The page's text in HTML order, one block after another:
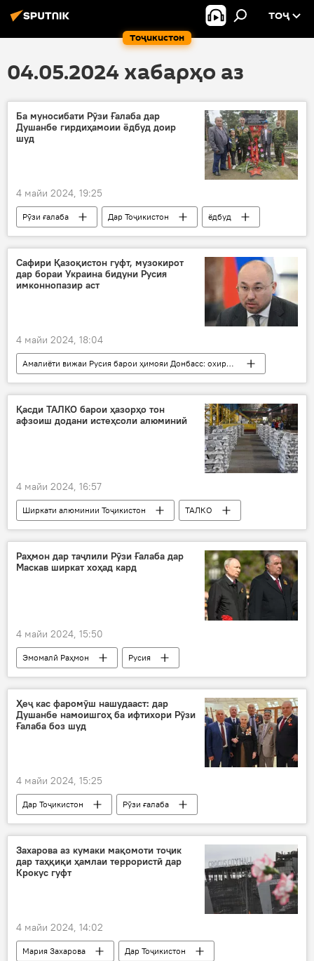
Тоҷикистон
ТОҶ
04.05.2024 хабарҳо аз
Ба муносибати Рӯзи Ғалаба дар
Душанбе гирдиҳамоии ёдбуд доир
шуд
4 майи 2024, 19:25
Рӯзи ғалаба Дар Тоҷикистон
ёдбуд
шаҳиди Ҷанги Бузурги Меҳанӣ
Сафири Қазоқистон гуфт, музокирот
дар бораи Украина бидуни Русия
имконнопазир аст
4 майи 2024, 18:04
Амалиёти вижаи Русия барои ҳимояи Донбасс: охирин хабарҳо
амалиёти вижа
Дар Русия
Украина
музокира
Сиёсат
Қасди ТАЛКО барои ҳазорҳо тон
афзоиш додани истеҳсоли алюминий
4 майи 2024, 16:57
Ширкати алюминии Тоҷикистон
ТАЛКО
истеҳсол
алюминий
Саноат
Иқтисод
Раҳмон дар таҷлили Рӯзи Ғалаба дар
Маскав ширкат хоҳад кард
4 майи 2024, 15:50
Эмомалӣ Раҳмон
Русия
Дар Тоҷикистон
Владимир Путин
Рӯзи ғалаба
Ҳеҷ кас фаромӯш нашудааст: дар
Душанбе намоишгоҳ ба ифтихори Рӯзи
Ғалаба боз шуд
4 майи 2024, 15:25
Дар Тоҷикистон
Рӯзи ғалаба
шаҳиди Ҷанги Бузурги Меҳанӣ
Захарова аз кумаки мақомоти тоҷик
дар таҳқиқи ҳамлаи террористӣ дар
Крокус гуфт
4 майи 2024, 14:02
Мария Захарова
Дар Тоҷикистон